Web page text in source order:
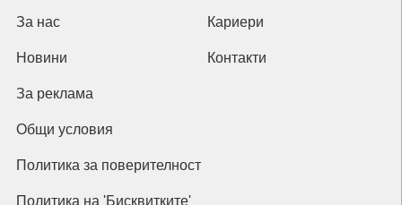
За нас Кариери
Новини Контакти
За реклама
Общи условия
Политика за поверителност
Политика на 'Бисквитките'